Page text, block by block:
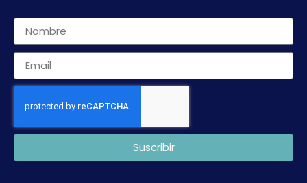
Suscribir